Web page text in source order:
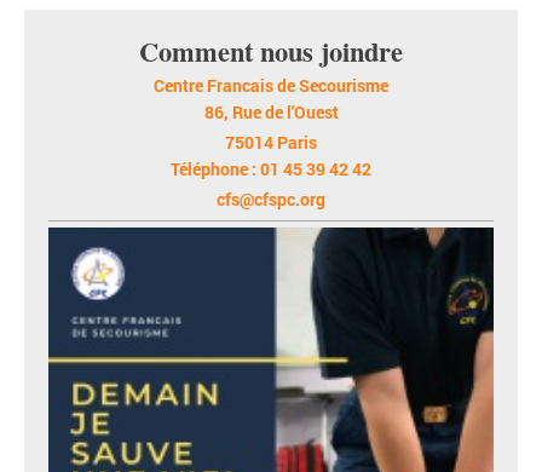
Comment nous joindre
Centre Francais de Secourisme
86, Rue de l'Ouest
75014 Paris
Téléphone : 01 45 39 42 42
cfs@cfspc.org